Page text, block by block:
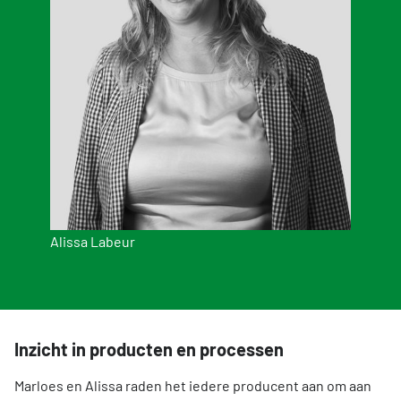
Alissa Labeur
Inzicht in producten en processen
Marloes en Alissa raden het iedere producent aan om aan